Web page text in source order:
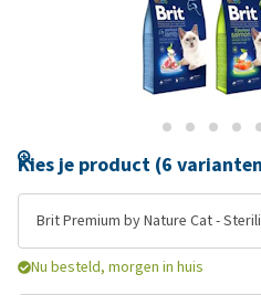
Kies je product (6
Brit Premium by Nature Cat -
Nu besteld, morgen in huis